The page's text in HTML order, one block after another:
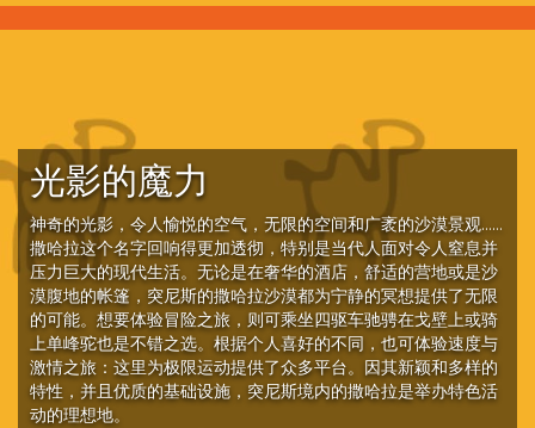
光影的魔力
神奇的光影，令人愉悦的空气，无限的空间和广袤的沙漠景观……
撒哈拉这个名字回响得更加透彻，特别是当代人面对令人窒息并
压力巨大的现代生活。无论是在奢华的酒店，舒适的营地或是沙
漠腹地的帐篷，突尼斯的撒哈拉沙漠都为宁静的冥想提供了无限
的可能。想要体验冒险之旅，则可乘坐四驱车驰骋在戈壁上或骑
上单峰驼也是不错之选。根据个人喜好的不同，也可体验速度与
激情之旅：这里为极限运动提供了众多平台。因其新颖和多样的
特性，并且优质的基础设施，突尼斯境内的撒哈拉是举办特色活
动的理想地。